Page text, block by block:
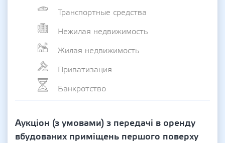
Транспортные средства
Нежилая недвижимость
Жилая недвижимость
Приватизация
Банкротство
Аукціон (з умовами) з передачі в оренду
вбудованих приміщень першого поверху